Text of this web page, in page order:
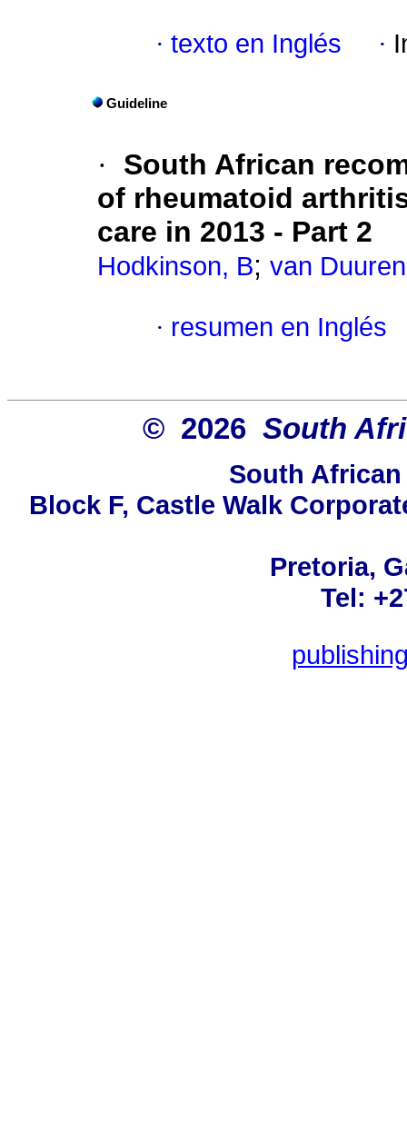
· texto en Inglés ·
Guideline
·
South African
of rheumatoid
care in 2013 - Part 2
Hodkinson, B; van
· resumen en Inglés
© 2026 South
South
Block F, Castle Walk
Pretoria,
Tel: